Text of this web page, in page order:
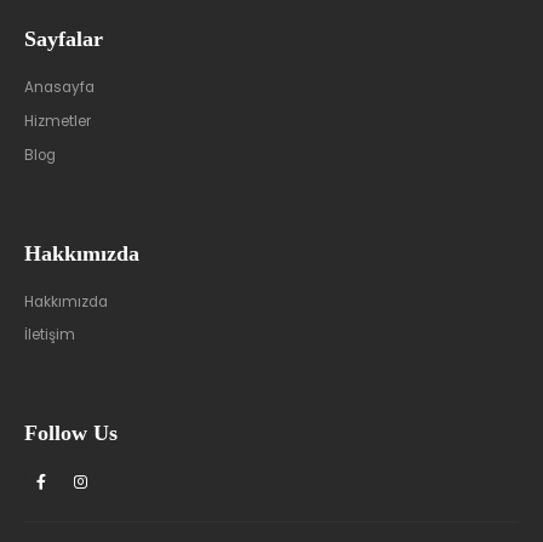
Sayfalar
Anasayfa
Hizmetler
Blog
Hakkımızda
Hakkımızda
İletişim
Follow Us